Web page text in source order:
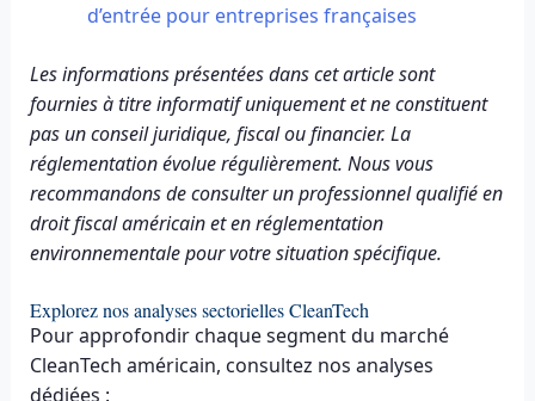
d’entrée pour entreprises françaises
Les informations présentées dans cet article sont
fournies à titre informatif uniquement et ne constituent
pas un conseil juridique, fiscal ou financier. La
réglementation évolue régulièrement. Nous vous
recommandons de consulter un professionnel qualifié en
droit fiscal américain et en réglementation
environnementale pour votre situation spécifique.
Explorez nos analyses sectorielles CleanTech
Pour approfondir chaque segment du marché
CleanTech américain, consultez nos analyses
dédiées :